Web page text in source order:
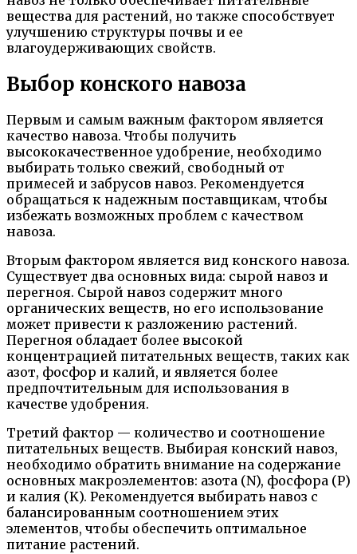
вещества для растений, но также способствует
улучшению структуры почвы и ее
влагоудерживающих свойств.
Выбор конского навоза
Первым и самым важным фактором является
качество навоза. Чтобы получить
высококачественное удобрение, необходимо
выбирать только свежий, свободный от
примесей и забрусов навоз. Рекомендуется
обращаться к надежным поставщикам, чтобы
избежать возможных проблем с качеством
навоза.
Вторым фактором является вид конского навоза.
Существует два основных вида: сырой навоз и
перегноя. Сырой навоз содержит много
органических веществ, но его использование
может привести к разложению растений.
Перегноя обладает более высокой
концентрацией питательных веществ, таких как
азот, фосфор и калий, и является более
предпочтительным для использования в
качестве удобрения.
Третий фактор — количество и соотношение
питательных веществ. Выбирая конский навоз,
необходимо обратить внимание на содержание
основных макроэлементов: азота (N), фосфора (P)
и калия (K). Рекомендуется выбирать навоз с
балансированным соотношением этих
элементов, чтобы обеспечить оптимальное
питание растений.